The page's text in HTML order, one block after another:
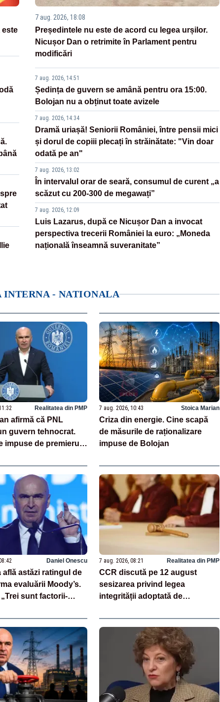
este
7 aug. 2026, 18:08
Președintele nu este de acord cu legea urșilor.
Nicușor Dan o retrimite în Parlament pentru
modificări
7 aug. 2026, 14:51
Ședința de guvern se amână pentru ora 15:00.
Bolojan nu a obținut toate avizele
7 aug. 2026, 14:34
Dramă uriașă! Seniorii României, între pensii mici
și dorul de copiii plecați în străinătate: "Vin doar
odată pe an"
7 aug. 2026, 13:02
În intervalul orar de seară, consumul de curent „a
scăzut cu 200-300 de megawați”
7 aug. 2026, 12:09
Luis Lazarus, după ce Nicușor Dan a invocat
perspectiva trecerii României la euro: „Moneda
națională înseamnă suveranitate”
- NATIONALA
Realitatea din PMP
afirmă că PNL
guvern tehnocrat.
impuse de premierul
7 aug. 2026, 10:43 Stoica Marian
Criza din energie. Cine scapă
de măsurile de raționalizare
impuse de Bolojan
Daniel Onescu
află astăzi ratingul de
evaluării Moody’s.
sunt factorii-
7 aug. 2026, 08:21 Realitatea din PMP
CCR discută pe 12 august
sesizarea privind legea
integrității adoptată de